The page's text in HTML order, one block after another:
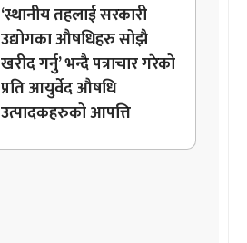
‘स्थानीय तहलाई सरकारी
उद्योगका औषधिहरु सोझै
खरीद गर्नु’ भन्दै पत्राचार गरेको
प्रति आयुर्वेद औषधि
उत्पादकहरुको आपत्ति